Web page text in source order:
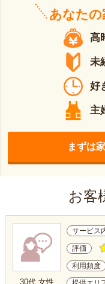
あなたの
高
未
好
主
まずは
お客
30代 女性
サービス
評価
利用頻度